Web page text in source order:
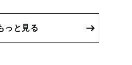
っと見る